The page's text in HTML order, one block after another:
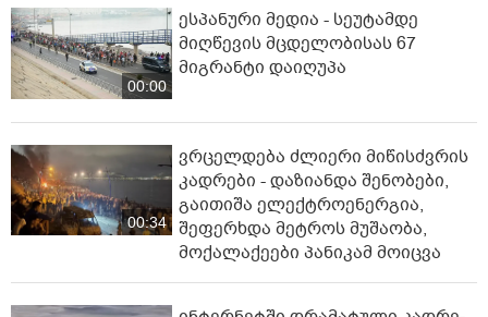
00:00
ესპანური მედია - სეუტამდე
მიღწევის მცდელობისას 67
მიგრანტი დაიღუპა
00:34
ვრცელდება ძლიერი მიწისძვრის
კადრები - დაზიანდა შენობები,
გაითიშა ელექტროენერგია,
შეფერხდა მეტროს მუშაობა,
მოქალაქეები პანიკამ მოიცვა